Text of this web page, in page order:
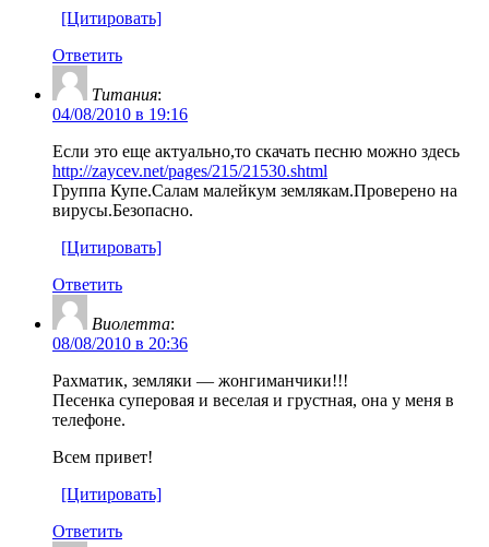
[Цитировать]
Ответить
Титания:
04/08/2010 в 19:16
Если это еще актуально,то скачать песню можно здесь
http://zaycev.net/pages/215/21530.shtml
Группа Купе.Салам малейкум землякам.Проверено на
вирусы.Безопасно.
[Цитировать]
Ответить
Виолетта:
08/08/2010 в 20:36
Рахматик, земляки — жонгиманчики!!!
Песенка суперовая и веселая и грустная, она у меня в
телефоне.
Всем привет!
[Цитировать]
Ответить